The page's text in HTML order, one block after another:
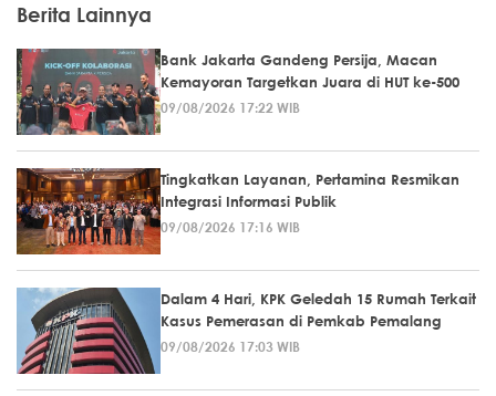
Berita Lainnya
Bank Jakarta Gandeng Persija, Macan
Kemayoran Targetkan Juara di HUT ke-500
09/08/2026 17:22 WIB
Tingkatkan Layanan, Pertamina Resmikan
Integrasi Informasi Publik
09/08/2026 17:16 WIB
Dalam 4 Hari, KPK Geledah 15 Rumah Terkait
Kasus Pemerasan di Pemkab Pemalang
09/08/2026 17:03 WIB